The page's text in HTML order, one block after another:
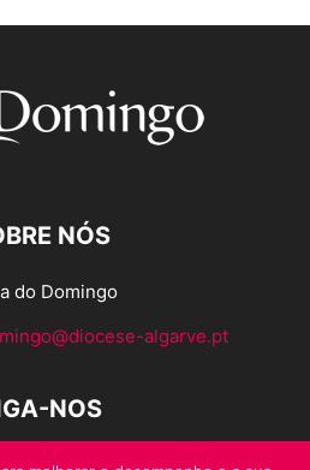
NÓS
do Domingo
algarve.pt
NOS